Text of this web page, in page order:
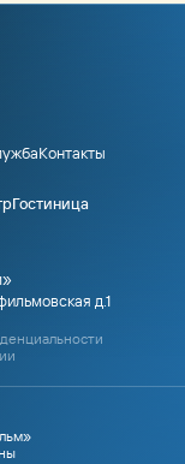
Контакты
Гостиница
д.1